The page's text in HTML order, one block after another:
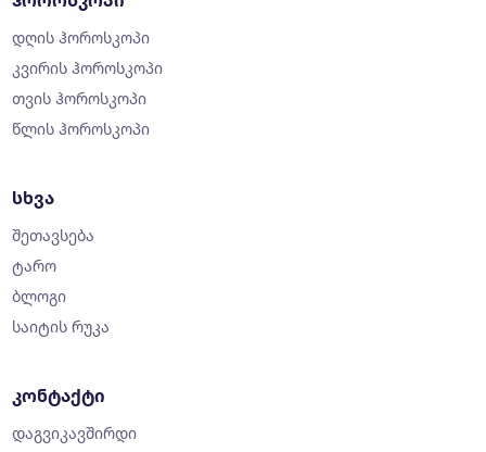
დღის ჰოროსკოპი
კვირის ჰოროსკოპი
თვის ჰოროსკოპი
წლის ჰოროსკოპი
სხვა
შეთავსება
ტარო
ბლოგი
საიტის რუკა
კონტაქტი
დაგვიკავშირდი